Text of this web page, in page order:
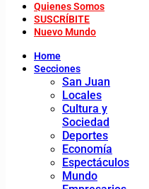
Quienes Somos
SUSCRÍBITE
Nuevo Mundo
Home
Secciones
San Juan
Locales
Cultura y
Sociedad
Deportes
Economía
Espectáculos
Mundo